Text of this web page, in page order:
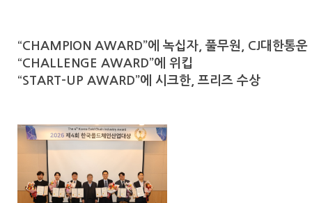
“CHAMPION AWARD”에 녹십자, 풀무원, CJ대한통운
“CHALLENGE AWARD”에 위킵
“START-UP AWARD”에 시크한, 프리즈 수상